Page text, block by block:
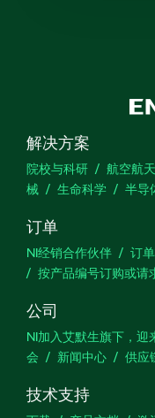
解决方案
院校与科研 航空航
械
生命科学 半导
订单
NI经销合作伙伴 订
按产品编号订购或请
公司
NI加入艾默生旗下，迎
会
新闻中心 供应
技术支持